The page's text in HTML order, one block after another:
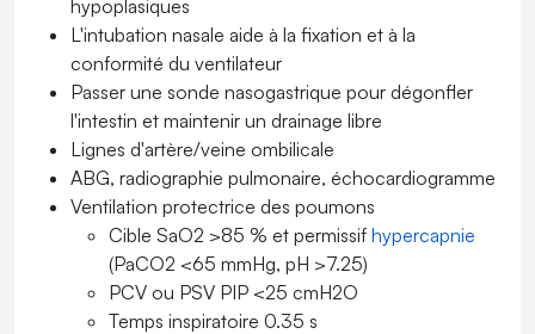
hypoplasiques
L'intubation nasale aide à la fixation et à la
conformité du ventilateur
Passer une sonde nasogastrique pour dégonfler
l'intestin et maintenir un drainage libre
Lignes d'artère/veine ombilicale
ABG, radiographie pulmonaire, échocardiogramme
Ventilation protectrice des poumons
Cible SaO2 >85 % et permissif hypercapnie
(PaCO2 <65 mmHg, pH >7.25)
PCV ou PSV PIP <25 cmH2O
Temps inspiratoire 0.35 s